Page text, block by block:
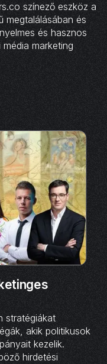
színező eszköz a
megtalálásában és
és hasznos
marketing
stratégiákat
akik politikusok
kezelik.
hirdetési